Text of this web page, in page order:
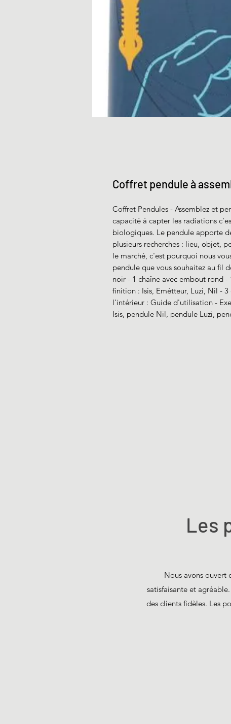
Coffret pendule à
Coffret Pendules - Assemblez et
capacité à capter les radiations
biologiques. Le pendule apporte
plusieurs recherches : lieu, objet,
le marché, c'est pourquoi nous
pendule que vous souhaitez au fil
noir - 1 chaîne avec embout rond
finition : Isis, Emétteur, Luzi, Nil -
l'intérieur : Guide d'utilisation -
Isis, pendule Nil, pendule Luzi,
Les
Nous avons ouvert
satisfaisante et
des clients fidèles. Les